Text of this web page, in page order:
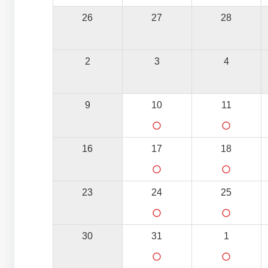
26 27 28
2 3 4
9 10
panorama_fish_eye
11
panorama_fish_eye
16 17
panorama_fish_eye
18
panorama_fish_eye
23 24
panorama_fish_eye
25
panorama_fish_eye
30 31
panorama_fish_eye
1
panorama_fish_eye